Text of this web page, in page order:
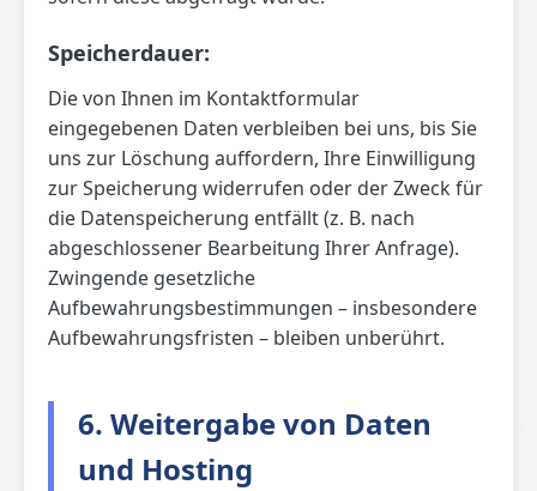
Speicherdauer:
Die von Ihnen im Kontaktformular
eingegebenen Daten verbleiben bei uns, bis Sie
uns zur Löschung auffordern, Ihre Einwilligung
zur Speicherung widerrufen oder der Zweck für
die Datenspeicherung entfällt (z. B. nach
abgeschlossener Bearbeitung Ihrer Anfrage).
Zwingende gesetzliche
Aufbewahrungsbestimmungen – insbesondere
Aufbewahrungsfristen – bleiben unberührt.
6. Weitergabe von Daten
und Hosting